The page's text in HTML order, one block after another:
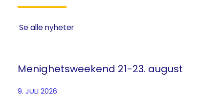
Se alle nyheter
Menighetsweekend 21-23. august
9. JULI 2026